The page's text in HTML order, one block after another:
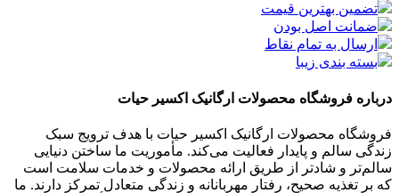
تضمین بهترین قیمت
ضمانت اصل بودن
ارسال به تمام نقاط
بسته بندی زیبا
درباره فروشگاه محصولات ارگانیک اکسیر حیات
فروشگاه محصولات ارگانیک اکسیر حیات با هدف ترویج سبک
زندگی سالم و پایدار فعالیت می‌کند. مأموریت ما ساختن دنیایی
سالم‌تر و شادتر از طریق ارائه محصولات و خدمات سلامت است
که بر تغذیه صحیح، رفتار مهربانانه و زندگی متعادل تمرکز دارند. ما